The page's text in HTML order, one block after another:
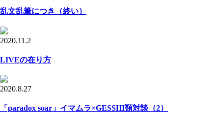
乱文乱筆につき（終い）
2020.11.2
LIVEの在り方
2020.8.27
「paradox soar」イマムラ×GESSHI類対談（2）